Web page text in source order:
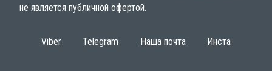
не является публичной офертой.
Viber Telegram Наша почта Инста